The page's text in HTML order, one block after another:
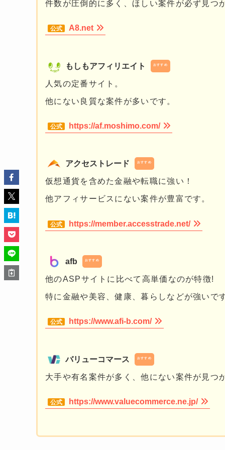
件数が圧倒的に多く、ほしい案件が必ず見つ
A8.net
もしもアフィリエイト おすすめ
人気の定番サイト。
他にない良質な案件が多いです。
https://af.moshimo.com/
アクセストレード おすすめ
仮想通貨を含めた金融や転職に強い！
他アフィサービスにない案件が豊富です。
https://member.accesstrade.net/
afb おすすめ
他のASPサイトに比べて高単価なのが特徴!
特に金融や美容、健康、暮らしなどが強いで
https://www.afi-b.com/
バリューコマース おすすめ
大手や有名案件が多く、他にない案件が見つ
https://www.valuecommerce.ne.jp/